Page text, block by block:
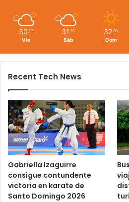
30 ℃
Vie
31 ℃
Sáb
32 ℃
Dom
Recent Tech News
Gabriella Izaguirre
consigue contundente
victoria en karate de
Santo Domingo 2026